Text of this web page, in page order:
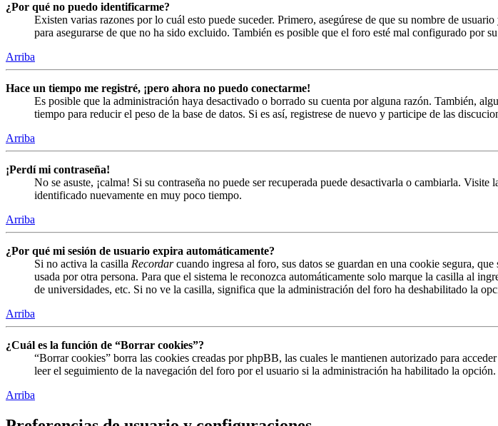
¿Por qué no puedo identificarme?
Existen varias razones por lo cuál esto puede suceder. Primero, asegúrese de que su nombre de
para asegurarse de que no ha sido excluido. También es posible que el foro esté mal configurado por
Arriba
Hace un tiempo me registré, ¡pero ahora no puedo conectarme!
Es posible que la administración haya desactivado o borrado su cuenta por alguna razón. También,
tiempo para reducir el peso de la base de datos. Si es así, registrese de nuevo y participe de las
Arriba
¡Perdí mi contraseña!
No se asuste, ¡calma! Si su contraseña no puede ser recuperada puede desactivarla o cambiarla.
identificado nuevamente en muy poco tiempo.
Arriba
¿Por qué mi sesión de usuario expira automáticamente?
Si no activa la casilla Recordarcuando ingresa al foro, sus datos se guardan en una cookie segura,
usada por otra persona. Para que el sistema le reconozca automáticamente solo marque la casilla al
de universidades, etc. Si no ve la casilla, significa que la administración del foro ha deshabilitado la
Arriba
¿Cuál es la función de “Borrar cookies”?
“Borrar cookies” borra las cookies creadas por phpBB, las cuales le mantienen autorizado para
leer el seguimiento de la navegación del foro por el usuario si la administración ha habilitado la
Arriba